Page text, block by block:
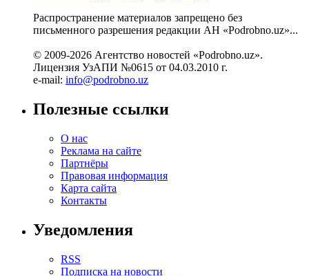
Распространение материалов запрещено без
письменного разрешения редакции АН «Podrobno.uz»...
© 2009-2026 Агентство новостей «Podrobno.uz».
Лицензия УзАПИ №0615 от 04.03.2010 г.
e-mail: info@podrobno.uz
Полезные ссылки
О нас
Реклама на сайте
Партнёры
Правовая информация
Карта сайта
Контакты
Уведомления
RSS
Подписка на новости